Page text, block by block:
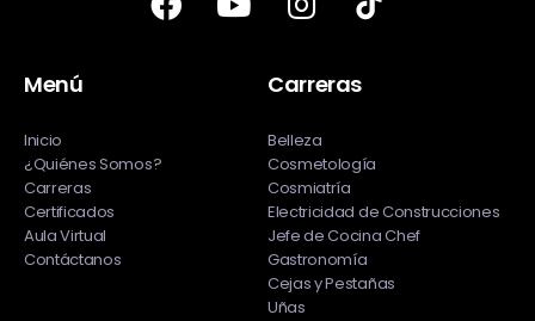
Menú
Inicio
¿Quiénes Somos?
Carreras
Certificados
Aula Virtual
Contáctanos
Carreras
Belleza
Cosmetología
Cosmiatría
Electricidad de Construcciones
Jefe de Cocina Chef
Gastronomía
Cejas y Pestañas
Uñas